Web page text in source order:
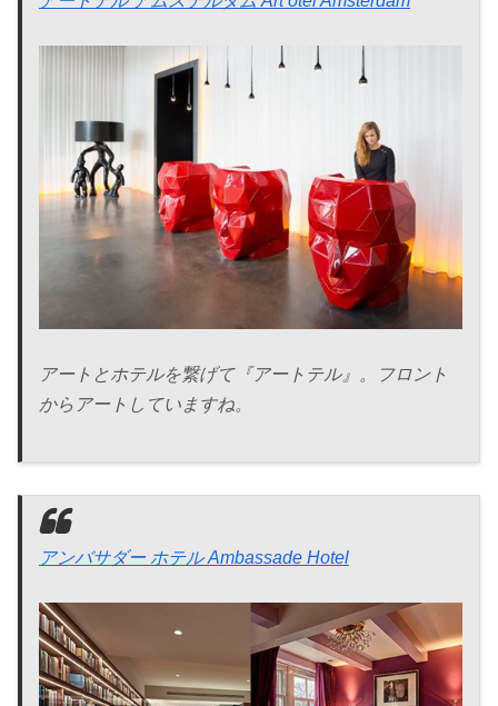
アートとホテルを繋げて『アートテル』。フロント
からアートしていますね。
アンバサダー ホテル Ambassade Hotel